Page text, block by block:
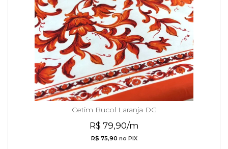
Cetim Bucol Laranja DG
R$ 79,90/m
R$ 75,90 no PIX